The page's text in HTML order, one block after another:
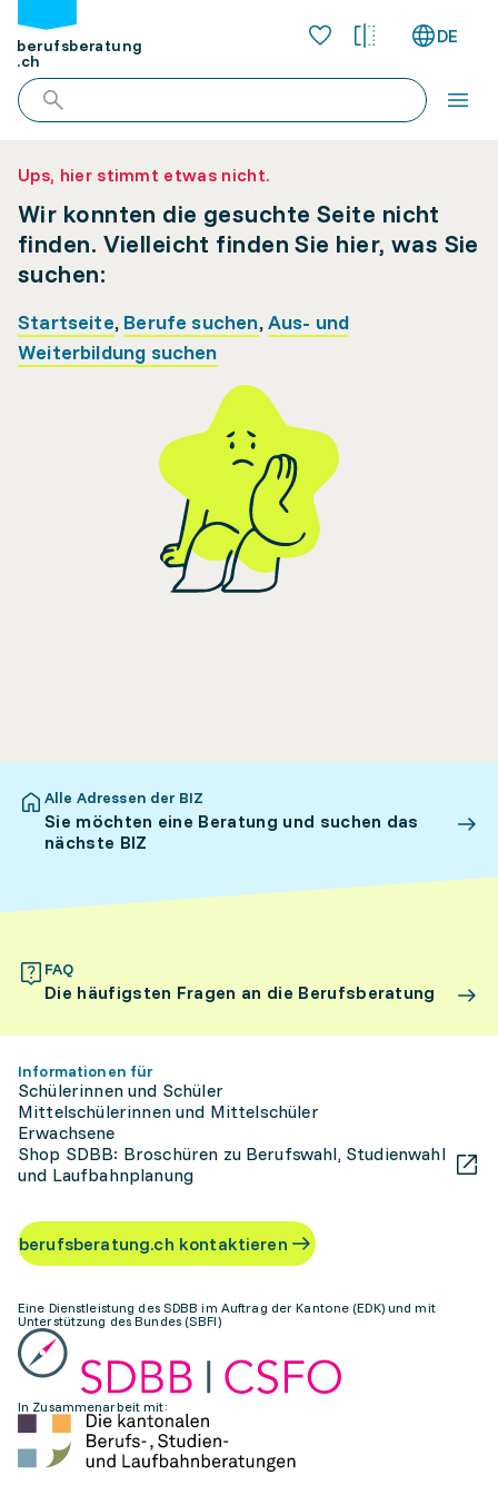
berufsberatung
.ch
DE
Ups, hier stimmt etwas nicht.
Wir konnten die gesuchte Seite nicht
finden. Vielleicht finden Sie hier, was Sie
suchen:
Startseite, Berufe suchen,Aus- und
Weiterbildung suchen
Alle Adressen der BIZ
Sie möchten eine Beratung und suchen das
nächste BIZ
FAQ
Die häufigsten Fragen an die Berufsberatung
Informationen für
Schülerinnen und Schüler
Mittelschülerinnen und Mittelschüler
Erwachsene
Shop SDBB: Broschüren zu Berufswahl, Studienwahl
und Laufbahnplanung
berufsberatung.ch kontaktieren
Eine Dienstleistung des SDBB im Auftrag der Kantone (EDK) und mit
Unterstützung des Bundes (SBFI)
In Zusammenarbeit mit: